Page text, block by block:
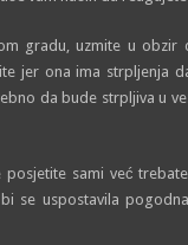
gradu, uzmite u obzir
jer ona ima strpljenja
da bude strpljiva u
sami već
se uspostavila